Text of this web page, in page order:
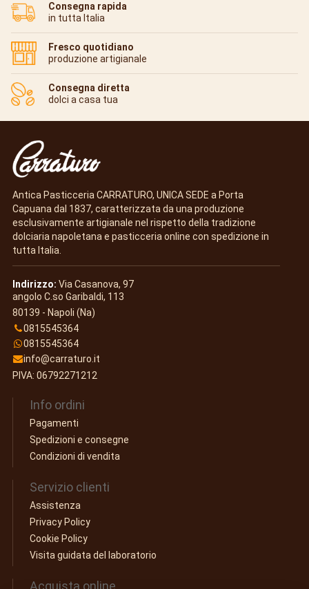
Consegna rapida
in tutta Italia
Fresco quotidiano
produzione artigianale
Consegna diretta
dolci a casa tua
Antica Pasticceria CARRATURO, UNICA SEDE a Porta
Capuana dal 1837, caratterizzata da una produzione
esclusivamente artigianale nel rispetto della tradizione
dolciaria napoletana e pasticceria online con spedizione in
tutta Italia.
Indirizzo: Via Casanova, 97
angolo C.so Garibaldi, 113
80139 - Napoli (Na)
0815545364
0815545364
info@carraturo.it
PIVA: 06792271212
Info ordini
Pagamenti
Spedizioni e consegne
Condizioni di vendita
Servizio clienti
Assistenza
Privacy Policy
Cookie Policy
Visita guidata del laboratorio
Acquista online